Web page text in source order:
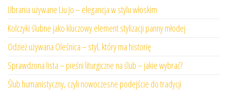
Ubrania używane Liu Jo – elegancja w stylu włoskim
Kolczyki ślubne jako kluczowy element stylizacji panny młodej
Odzież używana Oleśnica – styl, który ma historię
Sprawdzona lista – pieśni liturgiczne na ślub – jakie wybrać?
Ślub humanistyczny, czyli nowoczesne podejście do tradycji